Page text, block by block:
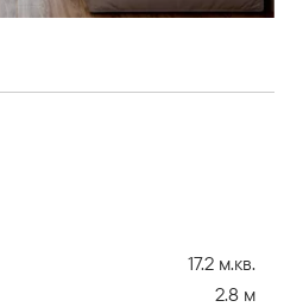
17.2 м.кв.
2.8 м